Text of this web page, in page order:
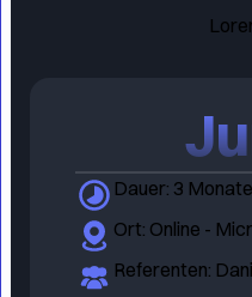
Dauer: 3 Monate
Ort: Online -
Referenten: